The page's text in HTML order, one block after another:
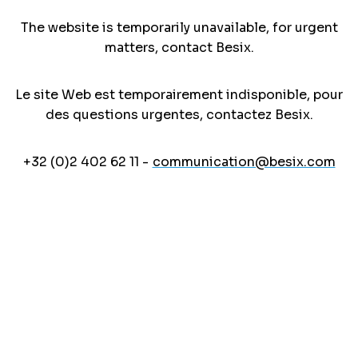
The website is temporarily unavailable, for urgent
matters, contact Besix.
Le site Web est temporairement indisponible, pour
des questions urgentes, contactez Besix.
+32 (0)2 402 62 11 - communication@besix.com